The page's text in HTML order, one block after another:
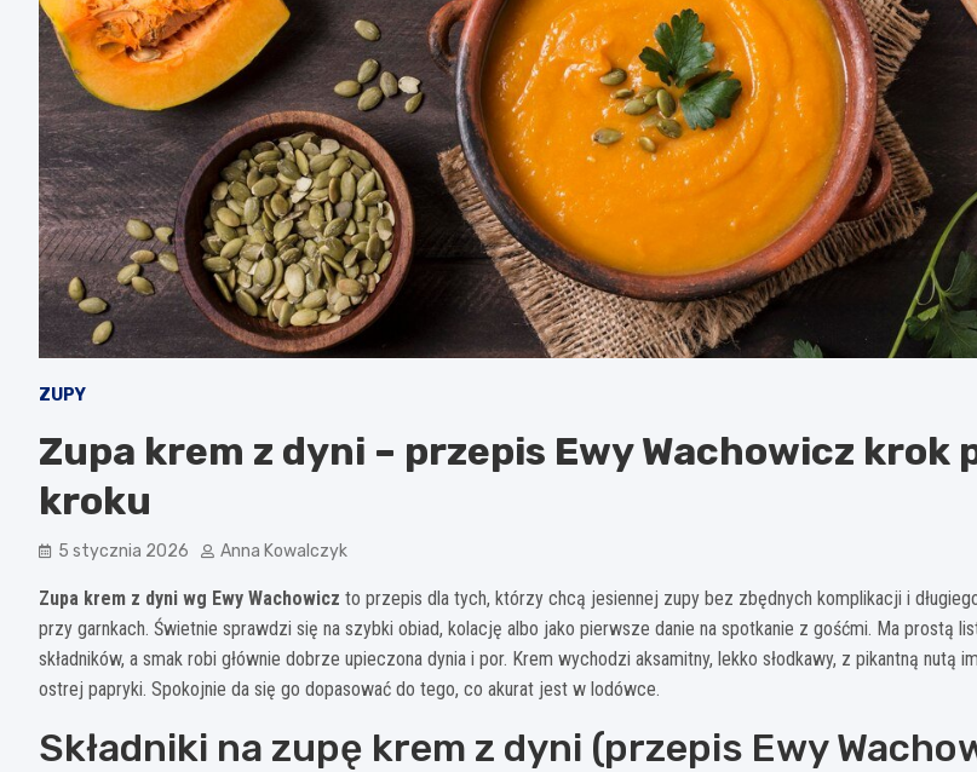
ZUPY
Zupa krem z dyni – przepis Ewy Wachowicz krok
kroku
5 stycznia 2026 Anna Kowalczyk
Zupa krem z dyni wg Ewy Wachowicz to przepis dla tych, którzy chcą jesiennej zupy bez zbędnych komplikacji i
przy garnkach. Świetnie sprawdzi się na szybki obiad, kolację albo jako pierwsze danie na spotkanie z gośćmi. Ma prostą
składników, a smak robi głównie dobrze upieczona dynia i por. Krem wychodzi aksamitny, lekko słodkawy, z pikantną nutą
ostrej papryki. Spokojnie da się go dopasować do tego, co akurat jest w lodówce.
Składniki na zupę krem z dyni (przepis Ewy